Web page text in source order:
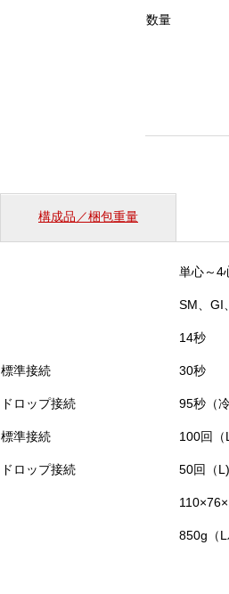
数量
構成品／梱包重量
単心～4
SM、GI
14秒
標準接続 30秒
ドロップ接続 95秒（
標準接続 100回（
ドロップ接続 50回（
850g（L